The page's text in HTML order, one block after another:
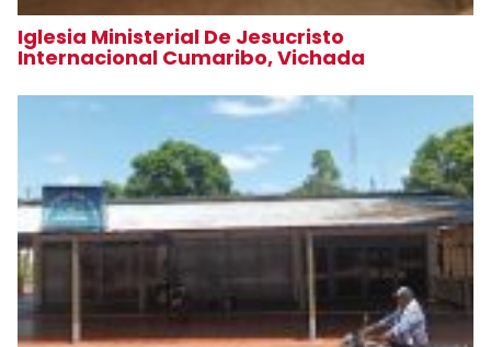
Iglesia Ministerial De Jesucristo
Internacional Cumaribo, Vichada